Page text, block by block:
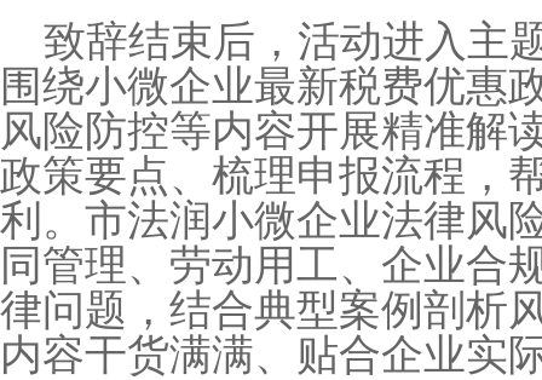
致辞结束后，活动进入主
围绕小微企业最新税费优惠
风险防控等内容开展精准解
政策要点、梳理申报流程，
利。市法润小微企业法律风
同管理、劳动用工、企业合
律问题，结合典型案例剖析
内容干货满满、贴合企业实